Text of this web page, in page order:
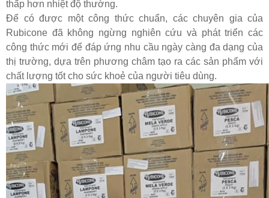
thấp hơn nhiệt độ thường.
Để có được một công thức chuẩn, các chuyên gia của
Rubicone đã không ngừng nghiên cứu và phát triển các
công thức mới để đáp ứng nhu cầu ngày càng đa dạng của
thị trường, dựa trên phương châm tạo ra các sản phẩm với
chất lượng tốt cho sức khoẻ của người tiêu dùng.